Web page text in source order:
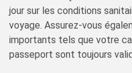
jour sur les conditions
voyage. Assurez-vous
importants tels que votre
passeport sont toujours